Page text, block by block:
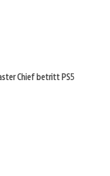
Chief betritt PS5